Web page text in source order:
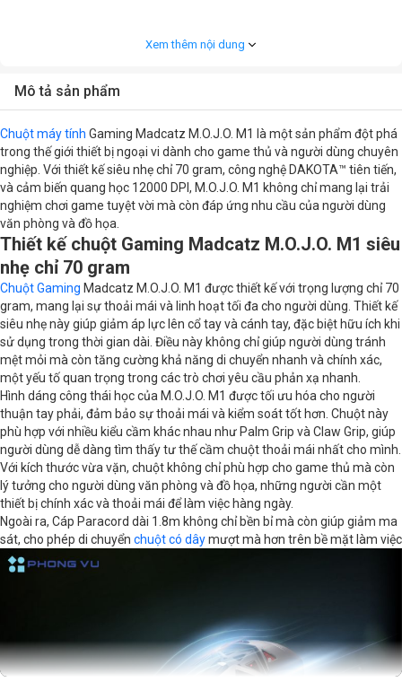
Switch Mad Catz DAKOTA
Độ phân giải (CPI/DPI) 12000DPI
Dạng cảm biến Optical
Tên cảm biến
Thời gian phản hồi
Số nút bấm 6
Kích thước 12 x 7.93 x 3.9 cm
Khối lượng 70g
Xem thêm nội dung
Mô tả sản phẩm
Chuột máy tính Gaming Madcatz M.O.J.O. M1 là một sản phẩm đột phá
trong thế giới thiết bị ngoại vi dành cho game thủ và người dùng chuyên
nghiệp. Với thiết kế siêu nhẹ chỉ 70 gram, công nghệ DAKOTA™ tiên tiến,
và cảm biến quang học 12000 DPI, M.O.J.O. M1 không chỉ mang lại trải
nghiệm chơi game tuyệt vời mà còn đáp ứng nhu cầu của người dùng
văn phòng và đồ họa.
Thiết kế chuột Gaming Madcatz M.O.J.O. M1 siêu
nhẹ chỉ 70 gram
Chuột Gaming Madcatz M.O.J.O. M1 được thiết kế với trọng lượng chỉ 70
gram, mang lại sự thoải mái và linh hoạt tối đa cho người dùng. Thiết kế
siêu nhẹ này giúp giảm áp lực lên cổ tay và cánh tay, đặc biệt hữu ích khi
sử dụng trong thời gian dài. Điều này không chỉ giúp người dùng tránh
mệt mỏi mà còn tăng cường khả năng di chuyển nhanh và chính xác,
một yếu tố quan trọng trong các trò chơi yêu cầu phản xạ nhanh.
Hình dáng công thái học của M.O.J.O. M1 được tối ưu hóa cho người
thuận tay phải, đảm bảo sự thoải mái và kiểm soát tốt hơn. Chuột này
phù hợp với nhiều kiểu cầm khác nhau như Palm Grip và Claw Grip, giúp
người dùng dễ dàng tìm thấy tư thế cầm chuột thoải mái nhất cho mình.
Với kích thước vừa vặn, chuột không chỉ phù hợp cho game thủ mà còn
lý tưởng cho người dùng văn phòng và đồ họa, những người cần một
thiết bị chính xác và thoải mái để làm việc hàng ngày.
Ngoài ra, Cáp Paracord dài 1.8m không chỉ bền bỉ mà còn giúp giảm ma
sát, cho phép di chuyển chuột có dâymượt mà hơn trên bề mặt làm việc